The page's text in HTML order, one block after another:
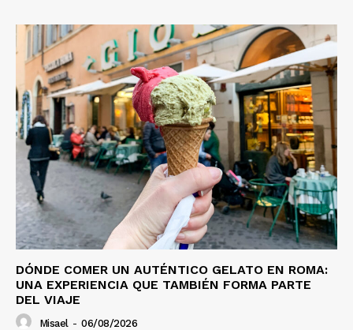
DÓNDE COMER UN AUTÉNTICO GELATO EN ROMA:
UNA EXPERIENCIA QUE TAMBIÉN FORMA PARTE
DEL VIAJE
Misael - 06/08/2026